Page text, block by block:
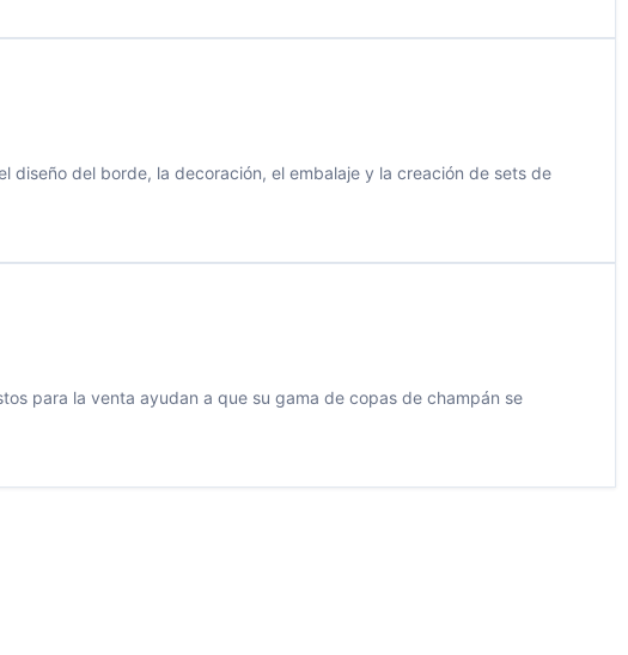
diseño del borde, la decoración, el embalaje y la creación de sets de
para la venta ayudan a que su gama de copas de champán se